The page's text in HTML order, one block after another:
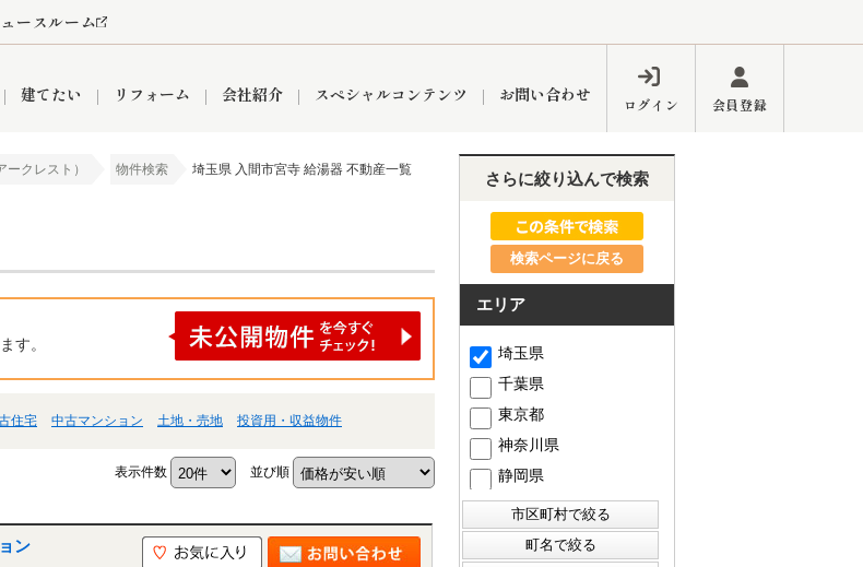
ースルーム
ョン済み物件
証付き住宅ローン 団体信用保険 購入するメリット
家
富士見市 新座市 清瀬市 練馬区
建てたい リフォーム 会社紹介
インフォメーション ブログ
営業所 ひばりケ丘営業所 秋津営業所 東久留米営業所
クグループの強み
スペシャルコンテンツ お問い合わせ ログイン 会員登録
クレスト） 物件検索 埼玉県 入間市宮寺 給湯器 不動産一覧
す。
住宅 中古マンション 土地・売地 投資用・収益物件
表示件数 並び順
ン
さらに絞り込んで検索
検索ページに戻る
エリア
埼玉県
千葉県
東京都
神奈川県
静岡県